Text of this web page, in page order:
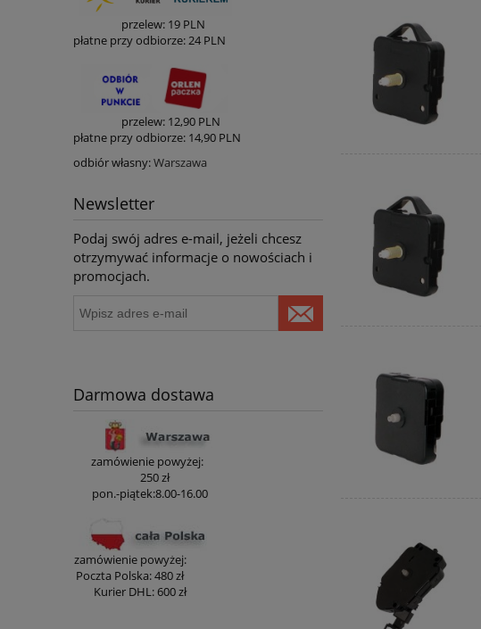
przelew: 19 PLN
płatne przy odbiorze:24 PLN
przelew: 12,90 PLN
płatne przy odbiorze: 14,90 PLN
odbiór własny:Warszawa
Newsletter
Podaj swój adres e-mail, jeżeli chcesz
otrzymywać informacje o nowościach i
promocjach.
Darmowa dostawa
zamówienie powyżej:
250 zł
pon.-piątek:8.00-16.00
zamówienie powyżej:
Poczta Polska:480 zł
Kurier DHL:600 zł